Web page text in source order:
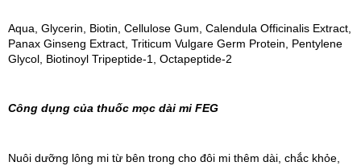
Aqua, Glycerin, Biotin, Cellulose Gum, Calendula Officinalis Extract,
Panax Ginseng Extract, Triticum Vulgare Germ Protein, Pentylene
Glycol, Biotinoyl Tripeptide-1, Octapeptide-2
Công dụng của thuốc mọc dài mi FEG
Nuôi dưỡng lông mi từ bên trong cho đôi mi thêm dài, chắc khỏe,